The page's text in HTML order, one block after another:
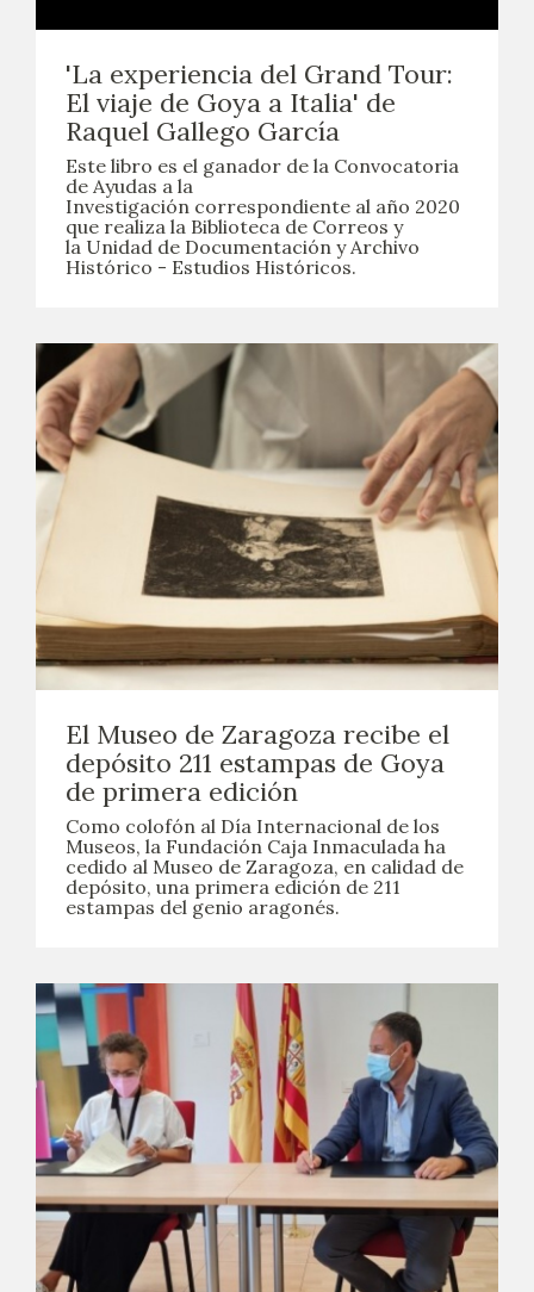
'La experiencia del Grand Tour:
El viaje de Goya a Italia' de
Raquel Gallego García
Este libro es el ganador de la Convocatoria
de Ayudas a la
Investigación correspondiente al año 2020
que realiza la Biblioteca de Correos y
la Unidad de Documentación y Archivo
Histórico - Estudios Históricos.
El Museo de Zaragoza recibe el
depósito 211 estampas de Goya
de primera edición
Como colofón al Día Internacional de los
Museos, la Fundación Caja Inmaculada ha
cedido al Museo de Zaragoza, en calidad de
depósito, una primera edición de 211
estampas del genio aragonés.